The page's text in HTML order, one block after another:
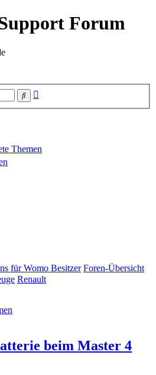
Forum
Suche
Themen
für Womo Besitzer Foren-Übersicht
Renault
beim Master 4